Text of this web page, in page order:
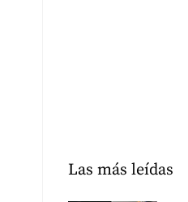
Las más leídas